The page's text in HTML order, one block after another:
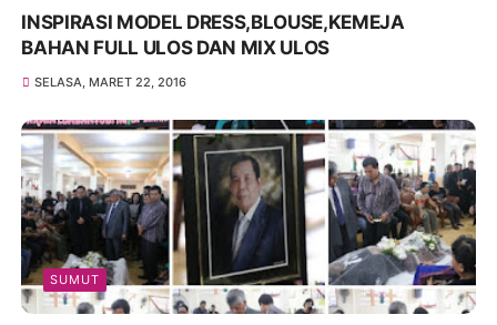
INSPIRASI MODEL DRESS,BLOUSE,KEMEJA
BAHAN FULL ULOS DAN MIX ULOS
SELASA, MARET 22, 2016
SUMUT